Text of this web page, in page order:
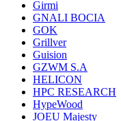
Girmi
GNALI BOCIA
GOK
Grillver
Guision
GZWM S.A
HELICON
HPC RESEARCH
HypeWood
JOEU Majesty